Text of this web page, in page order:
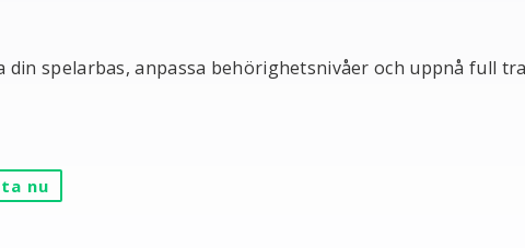
din spelarbas, anpassa behörighetsnivåer och uppnå full
nu